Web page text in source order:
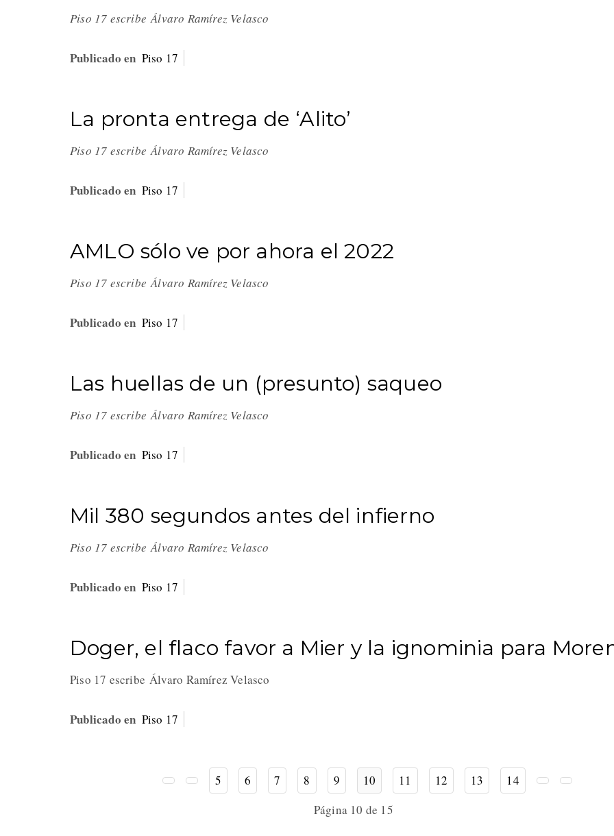
Piso 17 escribe Álvaro Ramírez Velasco
Publicado en Piso 17
La pronta entrega de ‘Alito’
Piso 17 escribe Álvaro Ramírez Velasco
Publicado en Piso 17
AMLO sólo ve por ahora el 2022
Piso 17 escribe Álvaro Ramírez Velasco
Publicado en Piso 17
Las huellas de un (presunto) saqueo
Piso 17 escribe Álvaro Ramírez Velasco
Publicado en Piso 17
Mil 380 segundos antes del infierno
Piso 17 escribe Álvaro Ramírez Velasco
Publicado en Piso 17
Doger, el flaco favor a Mier y la ignominia para
Piso 17 escribe Álvaro Ramírez Velasco
Publicado en Piso 17
5 6 7 8 9 10 11 12 13
14
Página 10 de 15